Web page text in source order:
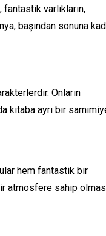
fantastik varlıkların,
başından sonuna
Onların
kitaba ayrı bir
hem fantastik bir
atmosfere sahip